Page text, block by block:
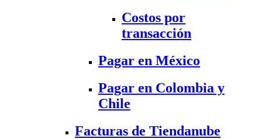
Costos por
transacción
Pagar en México
Pagar en Colombia y
Chile
Facturas de Tiendanube